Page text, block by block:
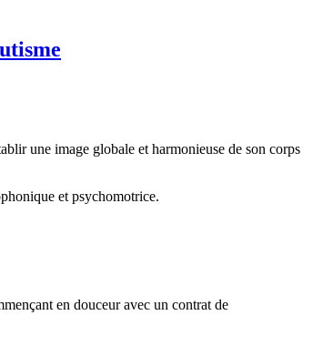
une image globale et harmonieuse de son corps
et psychomotrice.
en douceur avec un contrat de